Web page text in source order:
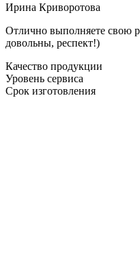
Ирина Криворотова
Отлично выполняете свою
довольны, респект!)
Качество продукции
Уровень сервиса
Срок изготовления